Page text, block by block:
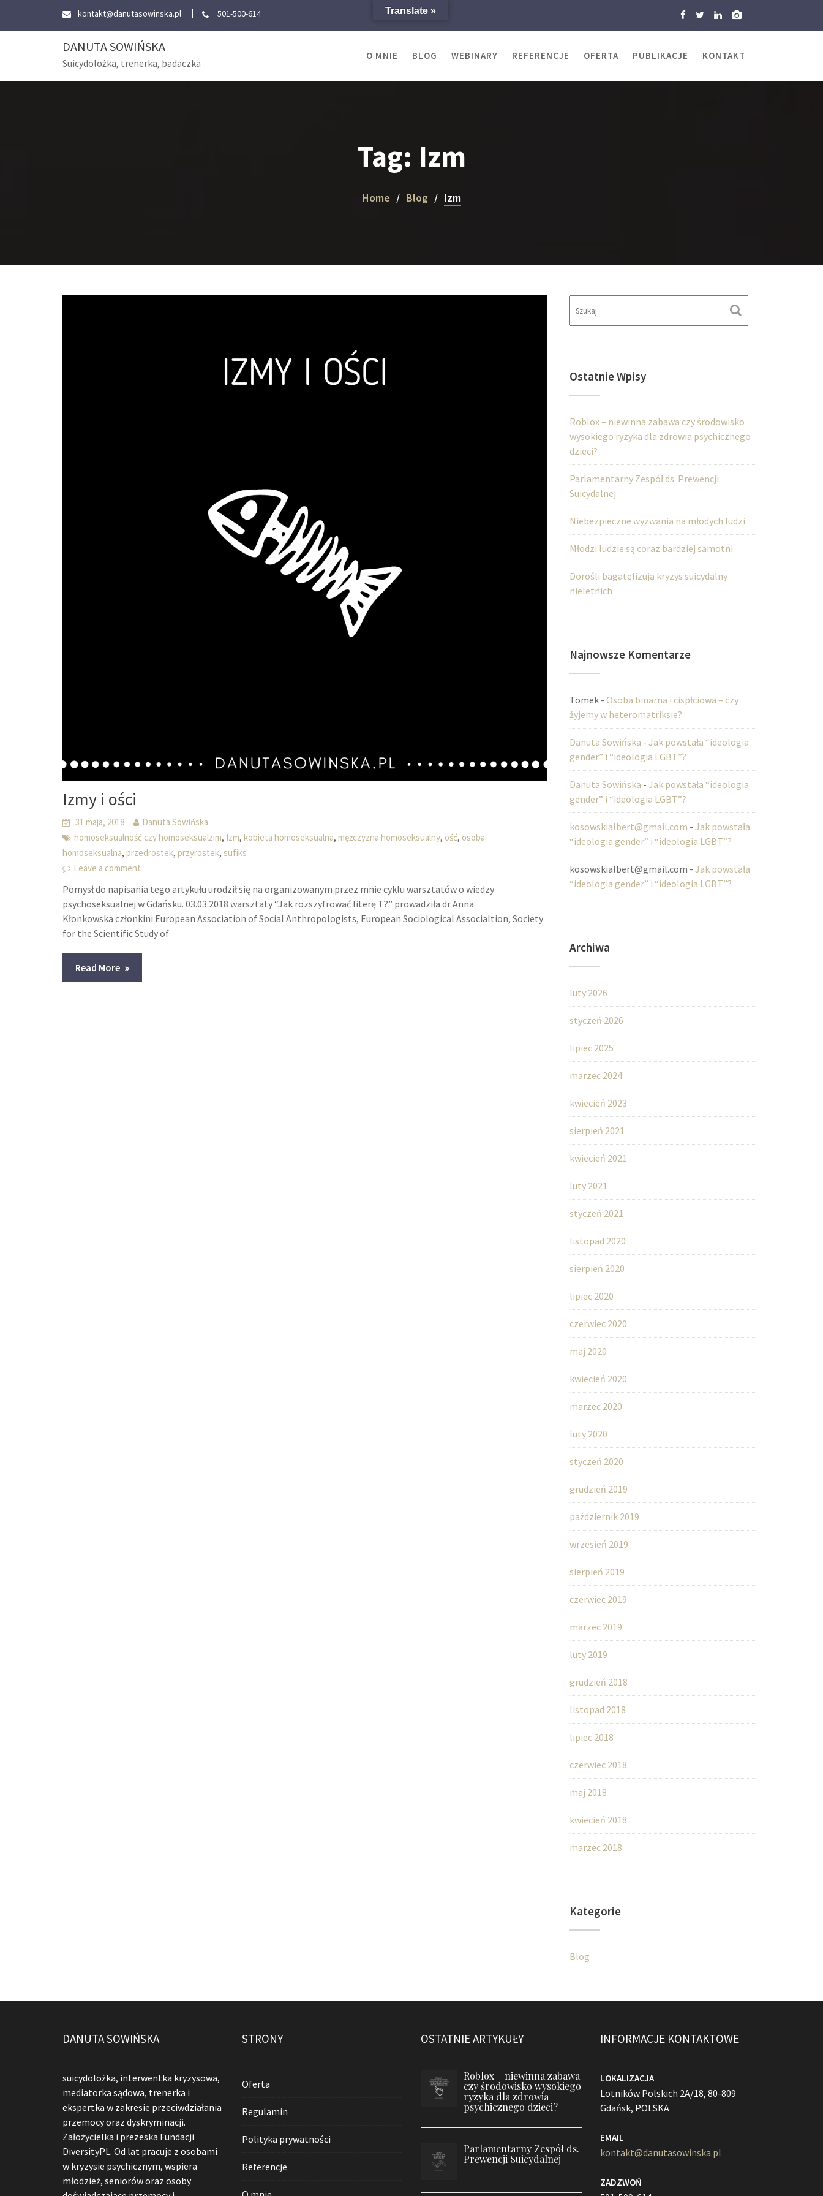
kontakt@danutasowinska.pl 501-500-614
DANUTA SOWIŃSKA
Suicydolożka, trenerka, badaczka
O MNIE BLOG WEBINARY REFERENCJE OFERTA PUBLIKACJE KONTAKT
Tag: Izm
Home Blog Izm
Izmy i ości
31 maja, 2018
Danuta Sowińska
homoseksualność czy homoseksualzim, Izm,kobieta homoseksualna,mężczyzna homoseksualny, ość, osoba
homoseksualna,przedrostek,przyrostek,sufiks
Leave a comment
Pomysł do napisania tego artykułu urodził się na organizowanym przez mnie cyklu warsztatów o wiedzy
psychoseksualnej w Gdańsku. 03.03.2018 warsztaty “Jak rozszyfrować literę T?” prowadziła dr Anna
Kłonkowska członkini European Association of Social Anthropologists, European Sociological Associaltion, Society
for the Scientific Study of
Read More
Ostatnie Wpisy
Roblox – niewinna zabawa czy środowisko
wysokiego ryzyka dla zdrowia psychicznego
dzieci?
Parlamentarny Zespół ds. Prewencji
Suicydalnej
Niebezpieczne wyzwania na młodych ludzi
Młodzi ludzie są coraz bardziej samotni
Dorośli bagatelizują kryzys suicydalny
nieletnich
Najnowsze Komentarze
Tomek -Osoba binarna i cispłciowa – czy
żyjemy w heteromatriksie?
Danuta Sowińska -Jak powstała “ideologia
gender” i “ideologia LGBT”?
Danuta Sowińska -Jak powstała “ideologia
gender” i “ideologia LGBT”?
kosowskialbert@gmail.com -Jak powstała
“ideologia gender” i “ideologia LGBT”?
kosowskialbert@gmail.com -Jak powstała
“ideologia gender” i “ideologia LGBT”?
Archiwa
luty 2026
styczeń 2026
lipiec 2025
marzec 2024
kwiecień 2023
sierpień 2021
kwiecień 2021
luty 2021
styczeń 2021
listopad 2020
sierpień 2020
lipiec 2020
czerwiec 2020
maj 2020
kwiecień 2020
marzec 2020
luty 2020
styczeń 2020
grudzień 2019
październik 2019
wrzesień 2019
sierpień 2019
czerwiec 2019
marzec 2019
luty 2019
grudzień 2018
listopad 2018
lipiec 2018
czerwiec 2018
maj 2018
kwiecień 2018
marzec 2018
Kategorie
Blog
DANUTA SOWIŃSKA
suicydolożka, interwentka kryzysowa,
mediatorka sądowa, trenerka i
ekspertka w zakresie przeciwdziałania
przemocy oraz dyskryminacji.
Założycielka i prezeska Fundacji
DiversityPL. Od lat pracuje z osobami
w kryzysie psychicznym, wspiera
młodzież, seniorów oraz osoby
STRONY
Oferta
Regulamin
Polityka prywatności
Referencje
OSTATNIE ARTYKUŁY
Roblox – niewinna zabawa
czy środowisko wysokiego
ryzyka dla zdrowia
psychicznego dzieci?
Parlamentarny Zespół ds.
Prewencji Suicydalnej
INFORMACJE KONTAKTOWE
LOKALIZACJA
Lotników Polskich 2A/18, 80-809
Gdańsk, POLSKA
EMAIL
kontakt@danutasowinska.pl
ZADZWOŃ
Translate »